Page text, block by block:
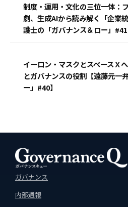
制度・運用・文化の三位一体：
劇、生成AIから読み解く「企業
護士の「ガバナンス＆ロー」#41
イーロン・マスクとスペースＸ
とガバナンスの役割【遠藤元一
ー」#40】
ガバナンス
内部通報